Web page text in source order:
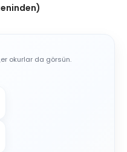
okurlar da görsün.